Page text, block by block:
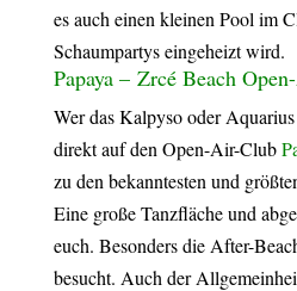
es auch einen kleinen Pool im
Schaumpartys eingeheizt wird.
Papaya – Zrcé Beach
Wer das Kalpyso oder Aquarius
direkt auf den Open-Air-Club
zu den bekanntesten und
Eine große Tanzfläche und
euch. Besonders die After-
besucht. Auch der